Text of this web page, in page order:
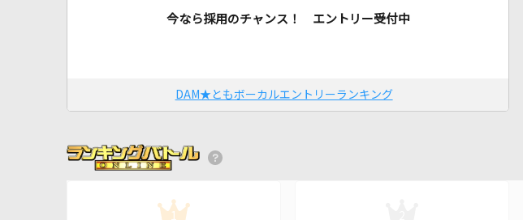
今なら採用のチャンス！ エントリー受付中
DAM★ともボーカルエントリーランキング
1